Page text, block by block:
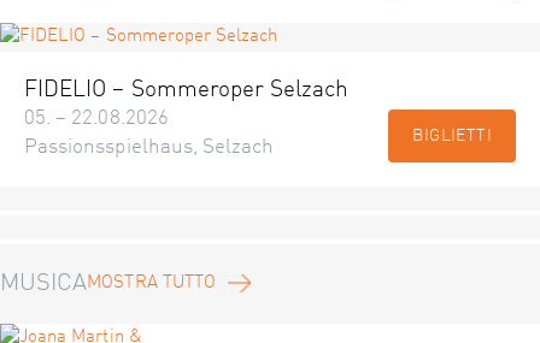
FIDELIO – Sommeroper Selzach
05. – 22.08.2026
Passionsspielhaus, Selzach
BIGLIETTI
MUSICAMOSTRA TUTTO